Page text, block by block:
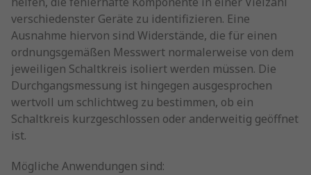
verschiedenster Geräte zu identifizieren. Eine
Ausnahme hiervon sind Widerstände, die für einen
ordnungsgemäßen Messwert normalerweise von dem
jeweiligen Schaltkreis isoliert werden müssen. Die
Durchgangsmessung ist hingegen ausgesprochen
wertvoll um schlichtweg zu bestimmen, ob ein
Schaltkreis kurzgeschlossen oder anderweitig geöffnet
ist.
Mögliche Anwendungen sind: